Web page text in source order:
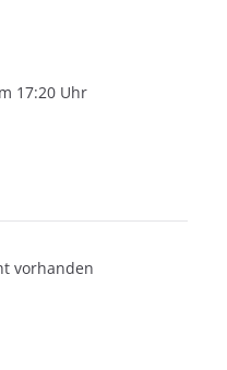
17:20 Uhr
vorhanden